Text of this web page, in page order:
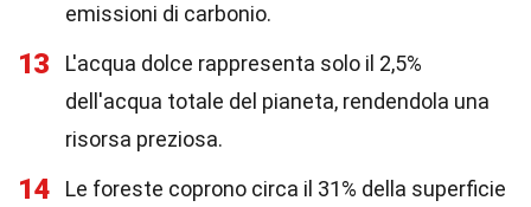
emissioni di carbonio.
13
L'acqua dolce rappresenta solo il 2,5%
dell'acqua totale del pianeta, rendendola una
risorsa preziosa.
14
Le foreste coprono circa il 31% della superficie